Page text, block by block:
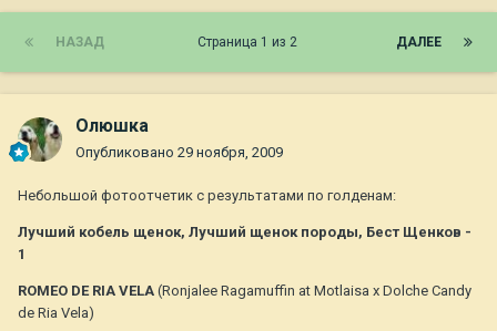
НАЗАД ДАЛЕЕ
Страница 1 из 2
Олюшка
Опубликовано 29 ноября, 2009
Небольшой фотоотчетик с результатами по голденам:
Лучший кобель щенок, Лучший щенок породы, Бест Щенков -
1
ROMEO DE RIA VELA (Ronjalee Ragamuffin at Motlaisa х Dolche Candy
de Ria Vela)